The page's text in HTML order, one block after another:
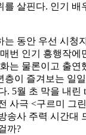
살핀다. 인기 배
는 동안 우선 시청
번 인기 흥행작에
는 물론이고 출연
층이 즐겨보는 일
. 5월 초 막을 내린
사극 <구르미 그
송사 주력 시간대
까?